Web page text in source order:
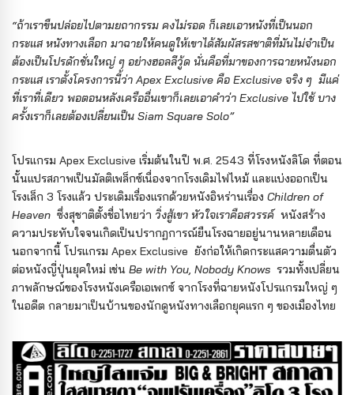
“ถ้าเราขืนปล่อยไปตามยถากรรม คงไม่รอด ก็เลยเอาหนังที่เป็นนอก
กระแส หนังทางเลือก มาฉายให้คนดูให้เขาได้สัมผัสรสชาติที่มันไม่จำเป็น
ต้องเป็นโปรดักชั่นใหญ่ ๆ อย่างฮอลลีวู้ด นั่นคือที่มาของการฉายหนังนอก
กระแส เราตั้งโครงการนี้ว่า Apex Exclusive คือ Exclusive จริง ๆ มีแค่
ที่เราที่เดียว พอตอนหลังเครืออื่นเขาก็เลยเอาคำว่า Exclusive ไปใช้ บาง
ครั้งเราก็เลยต้องเปลี่ยนเป็น Siam Square Solo”
โปรแกรม Apex Exclusive เริ่มต้นในปี พ.ศ. 2543 ที่โรงหนังลิโด ที่ตอน
นั้นแปรสภาพเป็นมัลติเพล็กซ์เนื่องจากโรงเดิมไฟไหม้ และแบ่งออกเป็น
โรงเล็ก 3 โรงแล้ว ประเดิมเรื่องแรกด้วยหนังอิหร่านเรื่อง Children of
Heaven ซึ่งสุชาติตั้งชื่อไทยว่า วิ่งสู้เขา หัวใจเราคือสวรรค์หนังสร้าง
ความประทับใจจนเกิดเป็นปรากฏการณ์ยืนโรงฉายอยู่นานหลายเดือน
นอกจากนี้ โปรแกรม Apex Exclusive ยังก่อให้เกิดกระแสความตื่นตัว
ต่อหนังญี่ปุ่นยุคใหม่ เช่น Be with You, Nobody Knows รวมทั้งเปลี่ยน
ภาพลักษณ์ของโรงหนังเครือเอเพกซ์ จากโรงที่ฉายหนังโปรแกรมใหญ่ ๆ
ในอดีต กลายมาเป็นบ้านของนักดูหนังทางเลือกยุคแรก ๆ ของเมืองไทย